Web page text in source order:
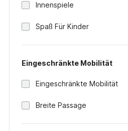
Innenspiele
Spaß Für Kinder
Eingeschränkte Mobilität
Eingeschränkte Mobilität
Breite Passage